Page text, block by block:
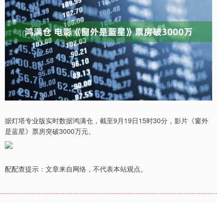
据灯塔专业版实时数据鸿满仓，截至9月19日15时30分，影片《窗外
是蓝星》票房突破3000万元。​
配配查提示：文章来自网络，不代表本站观点。